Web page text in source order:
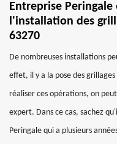
Entreprise
l'installation des
63270
De nombreuses installations
effet, il y a la pose des
réaliser ces opérations, on
expert. Dans ce cas, sachez
Peringale qui a plusieurs